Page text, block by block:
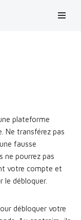
plateforme
Ne transférez pas
fausse
ne pourrez pas
votre compte et
le débloquer.
débloquer votre